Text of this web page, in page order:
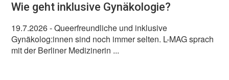
Wie geht inklusive Gynäkologie?
19.7.2026- Queerfreundliche und inklusive
Gynäkolog:innen sind noch immer selten. L-MAG sprach
mit der Berliner Medizinerin ...